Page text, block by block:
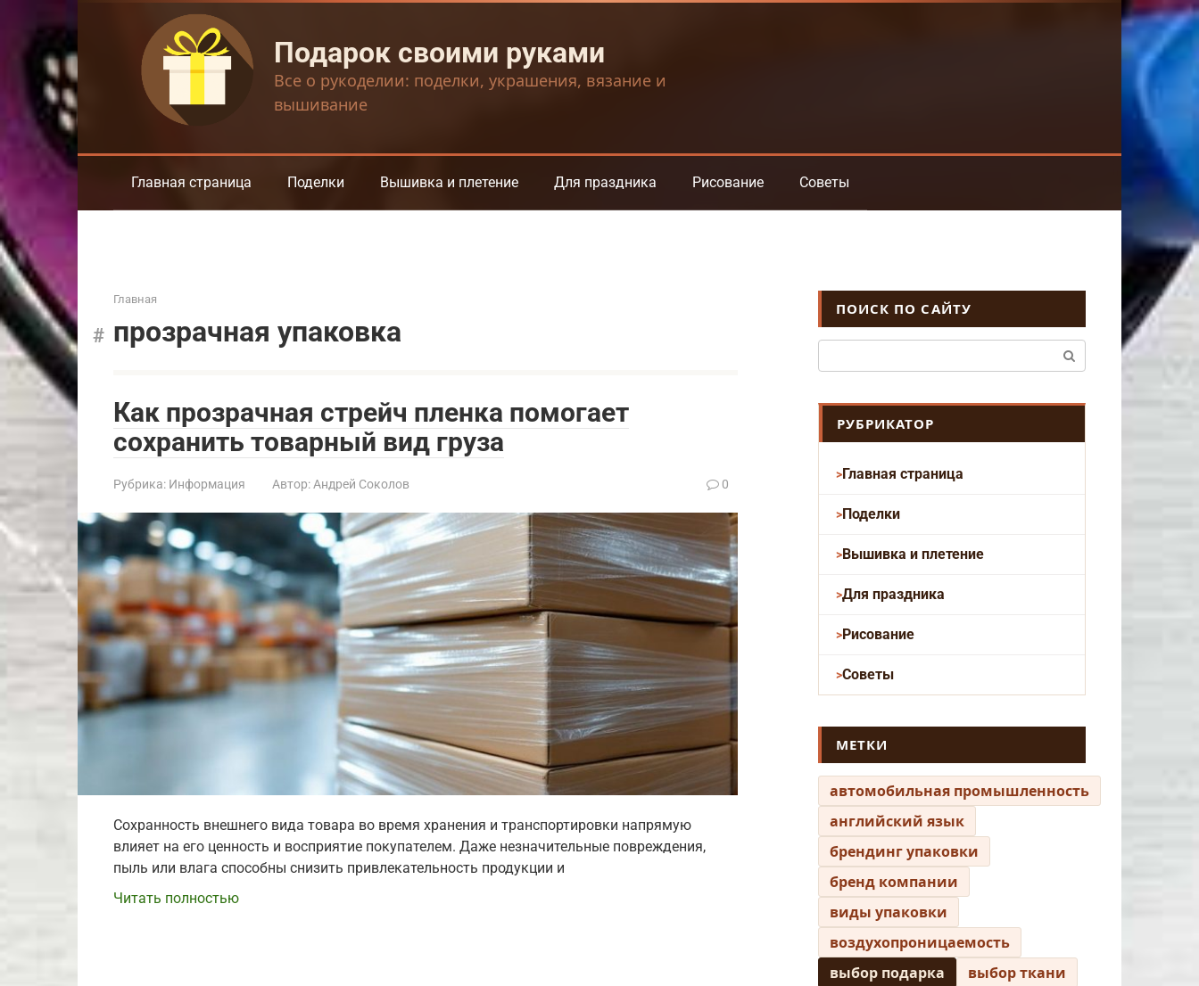
контенту
Подарок своими руками
Все о рукоделии: поделки, украшения, вязание и
вышивание
Главная страница Поделки Вышивка и плетение Для праздника Рисование Советы
Главная
прозрачная упаковка
Как прозрачная стрейч пленка помогает
сохранить товарный вид груза
Рубрика: Информация Автор: Андрей Соколов 0
Сохранность внешнего вида товара во время хранения и транспортировки напрямую
влияет на его ценность и восприятие покупателем. Даже незначительные повреждения,
пыль или влага способны снизить привлекательность продукции и
Читать полностью
ПОИСК ПО САЙТУ
РУБРИКАТОР
Главная страница
Поделки
Вышивка и плетение
Для праздника
Рисование
Советы
МЕТКИ
автомобильная промышленность
английский язык
брендинг упаковки
бренд компании
виды упаковки
воздухопроницаемость
выбор подарка
выбор ткани